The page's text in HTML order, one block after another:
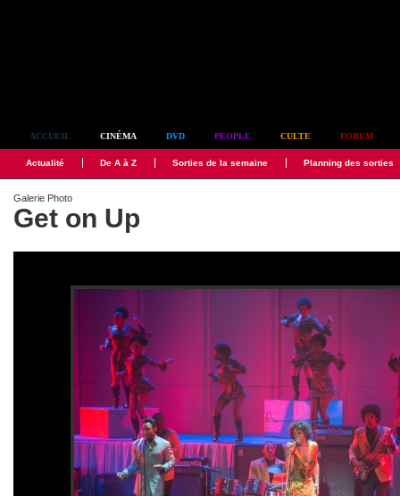
ACCUEIL CINÉMA DVD PEOPLE CULTE FORUM
Actualité De A à Z Sorties de la semaine Planning des sorties
Galerie Photo
Get on Up